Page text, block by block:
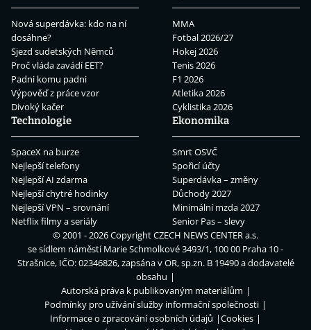
Nová superdávka: kdo na ní
dosáhne?
Sjezd sudetských Němců
Proč vláda zavádí EET?
Padni komu padni
Výpověď z práce vzor
Divoký kačer
MMA
Fotbal 2026/27
Hokej 2026
Tenis 2026
F1 2026
Atletika 2026
Cyklistika 2026
Technologie
SpaceX na burze
Nejlepší telefony
Nejlepší AI zdarma
Nejlepší chytré hodinky
Nejlepší VPN – srovnání
Netflix filmy a seriály
Ekonomika
Smrt OSVČ
Spořicí účty
Superdávka – změny
Důchody 2027
Minimální mzda 2027
Senior Pas – slevy
© 2001 - 2026 CopyrightCZECH NEWS CENTER a.s.
se sídlem náměstí Marie Schmolkové 3493/1, 100 00 Praha 10 -
Strašnice, IČO: 02346826, zapsána v OR, sp.zn. B 19490 a dodavatelé
obsahu
Autorská práva k publikovaným materiálům
Podmínky pro užívání služby informační společnosti
Informace o zpracování osobních údajů
Cookies